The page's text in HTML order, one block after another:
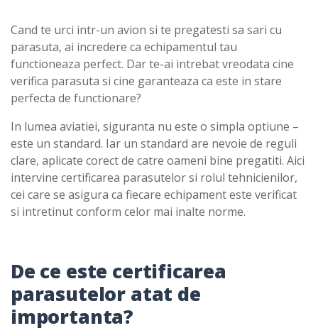
Cand te urci intr-un avion si te pregatesti sa sari cu
parasuta, ai incredere ca echipamentul tau
functioneaza perfect. Dar te-ai intrebat vreodata cine
verifica parasuta si cine garanteaza ca este in stare
perfecta de functionare?
In lumea aviatiei, siguranta nu este o simpla optiune –
este un standard. Iar un standard are nevoie de reguli
clare, aplicate corect de catre oameni bine pregatiti. Aici
intervine certificarea parasutelor si rolul tehnicienilor,
cei care se asigura ca fiecare echipament este verificat
si intretinut conform celor mai inalte norme.
De ce este certificarea
parasutelor atat de
importanta?